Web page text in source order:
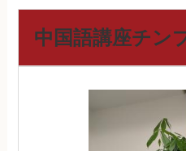
中国語講座チン